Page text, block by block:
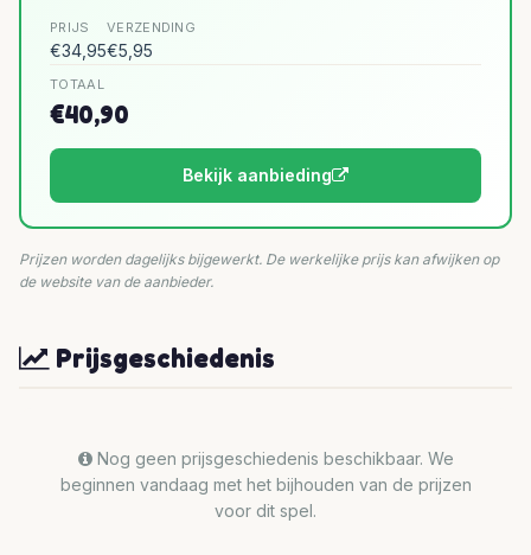
PRIJS
€34,95
VERZENDING
€5,95
TOTAAL
€40,90
Bekijk aanbieding
Prijzen worden dagelijks bijgewerkt. De werkelijke prijs kan afwijken op
de website van de aanbieder.
Prijsgeschiedenis
Nog geen prijsgeschiedenis beschikbaar. We
beginnen vandaag met het bijhouden van de prijzen
voor dit spel.